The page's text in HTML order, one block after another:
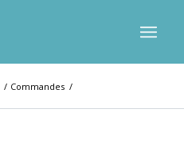
/ Commandes /